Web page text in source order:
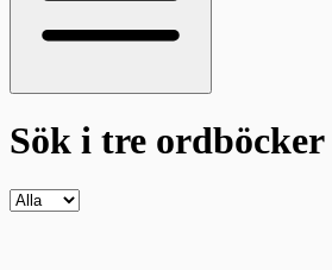
Sök i tre ordböcker